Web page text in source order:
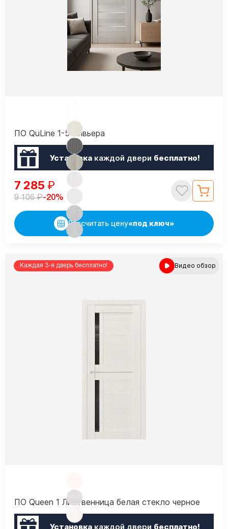
ПО QuLine 1-5 Ривьера
Установкакаждой двери бесплатно!
7 285 ₽
9 106₽-20%
Рассчитать цену«под ключ»
Каждая 3-я дверь бесплатно! Видео обзор
ПО Queen 1 Лиственница белая стекло черное
Установкакаждой двери бесплатно!